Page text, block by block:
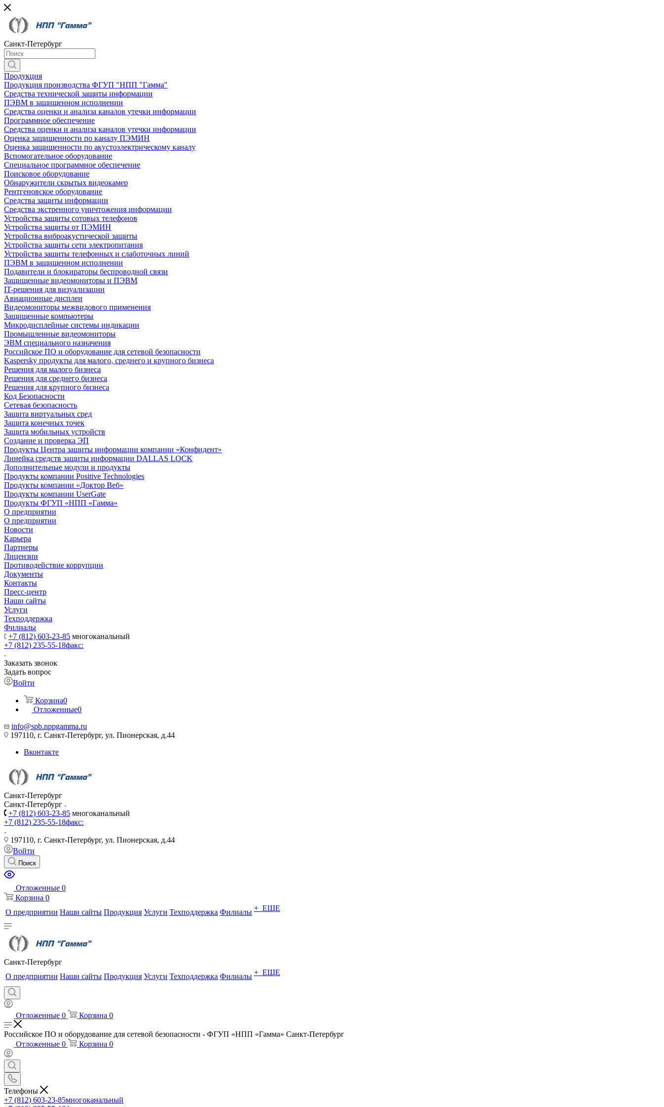
Санкт-Петербург
Продукция
Продукция производства ФГУП "НПП "Гамма"
Средства технической защиты информации
ПЭВМ в защищенном исполнении
Средства оценки и анализа каналов утечки информации
Программное обеспечение
Средства оценки и анализа каналов утечки информации
Оценка защищенности по каналу ПЭМИН
Оценка защищенности по акустоэлектрическому каналу
Вспомогательное оборудование
Специальное программное обеспечение
Поисковое оборудование
Обнаружители скрытых видеокамер
Рентгеновское оборудование
Средства защиты информации
Средства экстренного уничтожения информации
Устройства защиты сотовых телефонов
Устройства защиты от ПЭМИН
Устройства виброакустической защиты
Устройства защиты сети электропитания
Устройства защиты телефонных и слаботочных линий
ПЭВМ в защищенном исполнении
Подавители и блокираторы беспроводной связи
Защищенные видеомониторы и ПЭВМ
IT-решения для визуализации
Авиационные дисплеи
Видеомониторы межвидового применения
Защищенные компьютеры
Микродисплейные системы индикации
Промышленные видеомониторы
ЭВМ специального назначения
Российское ПО и оборудование для сетевой безопасности
Kaspersky продукты для малого, среднего и крупного бизнеса
Решения для малого бизнеса
Решения для среднего бизнеса
Решения для крупного бизнеса
Код Безопасности
Сетевая безопасность
Защита виртуальных сред
Защита конечных точек
Защита мобильных устройств
Создание и проверка ЭП
Продукты Центра защиты информации компании «Конфидент»
Линейка средств защиты информации DALLAS LOCK
Дополнительные модули и продукты
Продукты компании Positive Technologies
Продукты компании «Доктор Веб»
Продукты компании UserGate
Продукты ФГУП «НПП «Гамма»
О предприятии
О предприятии
Новости
Карьера
Партнеры
Лицензии
Противодействие коррупции
Документы
Контакты
Пресс-центр
Наши сайты
Услуги
Техподдержка
Филиалы
+7 (812) 603-23-85 многоканальный
+7 (812) 235-55-18факс:
Заказать звонок
Задать вопрос
Войти
Корзина0
Отложенные0
info@spb.nppgamma.ru
197110, г. Санкт-Петербург, ул. Пионерская, д.44
Вконтакте
Санкт-Петербург
Санкт-Петербург
+7 (812) 603-23-85 многоканальный
+7 (812) 235-55-18факс:
197110, г. Санкт-Петербург, ул. Пионерская, д.44
Войти
Поиск
Отложенные 0
Корзина 0
О предприятии Наши сайты Продукция Услуги Техподдержка Филиалы + ЕЩЕ
Санкт-Петербург
О предприятии Наши сайты Продукция Услуги Техподдержка Филиалы + ЕЩЕ
Отложенные 0 Корзина 0
Российское ПО и оборудование для сетевой безопасности - ФГУП «НПП «Гамма» Санкт-Петербург
Отложенные 0 Корзина 0
Телефоны
+7 (812) 603-23-85многоканальный